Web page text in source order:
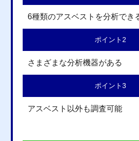
6種類のアスベストを分析でき
ポイント2
さまざまな分析機器がある
ポイント3
アスベスト以外も調査可能